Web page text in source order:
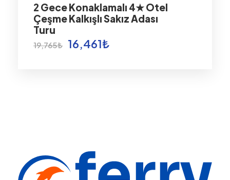
2 Gece Konaklamalı 4★ Otel
Çeşme Kalkışlı Sakız Adası
Turu
19,765₺ 16,461₺